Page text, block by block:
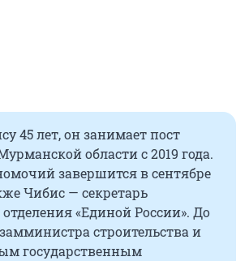
45 лет, он занимает пост
области с 2019 года.
завершится в сентябре
Чибис — секретарь
«Единой России». До
строительства и
государственным